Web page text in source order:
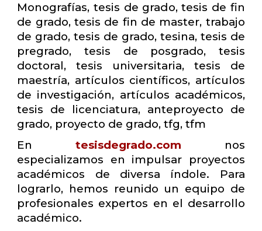
Monografías, tesis de grado, tesis de fin
de grado, tesis de fin de master, trabajo
de grado, tesis de grado, tesina, tesis de
pregrado, tesis de posgrado, tesis
doctoral, tesis universitaria, tesis de
maestría, artículos científicos, artículos
de investigación, artículos académicos,
tesis de licenciatura, anteproyecto de
grado, proyecto de grado, tfg, tfm
En tesisdegrado.com nos
especializamos en impulsar proyectos
académicos de diversa índole. Para
lograrlo, hemos reunido un equipo de
profesionales expertos en el desarrollo
académico.